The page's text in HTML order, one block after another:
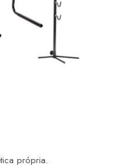
própria.